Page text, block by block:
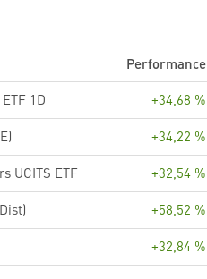
Performance
1D +34,68 %
+34,22 %
UCITS ETF +32,54 %
+58,52 %
+32,84 %